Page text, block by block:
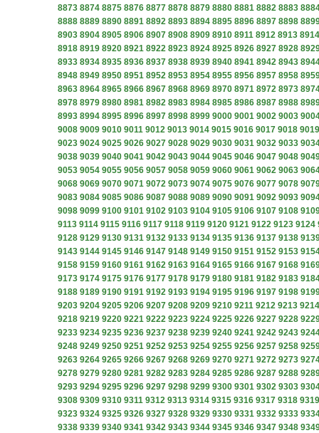
8873 8874 8875 8876 8877 8878 8879 8880 8881 8882 8883
8888 8889 8890 8891 8892 8893 8894 8895 8896 8897 8898
8903 8904 8905 8906 8907 8908 8909 8910 8911 8912 8913 8914
8918 8919 8920 8921 8922 8923 8924 8925 8926 8927 8928
8933 8934 8935 8936 8937 8938 8939 8940 8941 8942 8943
8948 8949 8950 8951 8952 8953 8954 8955 8956 8957 8958
8963 8964 8965 8966 8967 8968 8969 8970 8971 8972 8973
8978 8979 8980 8981 8982 8983 8984 8985 8986 8987 8988
8993 8994 8995 8996 8997 8998 8999 9000 9001 9002 9003
9008 9009 9010 9011 9012 9013 9014 9015 9016 9017 9018 9019
9023 9024 9025 9026 9027 9028 9029 9030 9031 9032 9033
9038 9039 9040 9041 9042 9043 9044 9045 9046 9047 9048
9053 9054 9055 9056 9057 9058 9059 9060 9061 9062 9063
9068 9069 9070 9071 9072 9073 9074 9075 9076 9077 9078
9083 9084 9085 9086 9087 9088 9089 9090 9091 9092 9093
9098 9099 9100 9101 9102 9103 9104 9105 9106 9107 9108
9113 9114 9115 9116 9117 9118 9119 9120 9121 9122 9123 9124
9128 9129 9130 9131 9132 9133 9134 9135 9136 9137 9138
9143 9144 9145 9146 9147 9148 9149 9150 9151 9152 9153
9158 9159 9160 9161 9162 9163 9164 9165 9166 9167 9168
9173 9174 9175 9176 9177 9178 9179 9180 9181 9182 9183
9188 9189 9190 9191 9192 9193 9194 9195 9196 9197 9198
9203 9204 9205 9206 9207 9208 9209 9210 9211 9212 9213 9214
9218 9219 9220 9221 9222 9223 9224 9225 9226 9227 9228
9233 9234 9235 9236 9237 9238 9239 9240 9241 9242 9243
9248 9249 9250 9251 9252 9253 9254 9255 9256 9257 9258
9263 9264 9265 9266 9267 9268 9269 9270 9271 9272 9273
9278 9279 9280 9281 9282 9283 9284 9285 9286 9287 9288
9293 9294 9295 9296 9297 9298 9299 9300 9301 9302 9303
9308 9309 9310 9311 9312 9313 9314 9315 9316 9317 9318 9319
9323 9324 9325 9326 9327 9328 9329 9330 9331 9332 9333
9338 9339 9340 9341 9342 9343 9344 9345 9346 9347 9348